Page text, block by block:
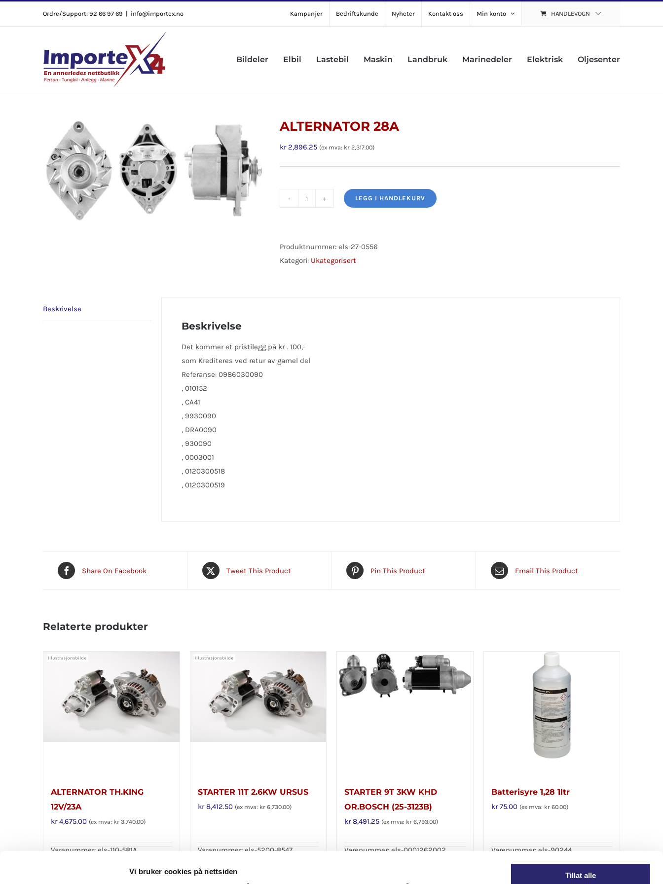
Vi bruker cookies på nettsiden
Tillat alle
Ordre/Support: 92 66 97 69 | info@importex.no Kampanjer Bedriftskunde Nyheter Kontakt oss Min konto HANDLEVOGN
Bildeler Elbil Lastebil Maskin Landbruk Marinedeler Elektrisk Oljesenter
ALTERNATOR 28A
kr2,896.25 (ex mva: kr 2,317.00)
ALTERNATOR
LEGG I HANDLEKURV
Produktnummer: els-27-0556
Kategori: Ukategorisert
Beskrivelse
Beskrivelse
Det kommer et pristilegg på kr . 100,-
som Krediteres ved retur av gamel del
Referanse: 0986030090
, 010152
, CA41
, 9930090
, DRA0090
, 930090
, 0003001
, 0120300518
, 0120300519
Share On Facebook Tweet This Product Pin This Product Email This Product
Relaterte produkter
ALTERNATOR TH.KING
12V/23A
kr4,675.00 (ex mva: kr 3,740.00)
Varenummer: els-110-581A
Detaljer
STARTER 11T 2.6KW URSUS
kr8,412.50 (ex mva: kr6,730.00)
Varenummer: els-5200-8547
STARTER 9T 3KW KHD
OR.BOSCH (25-3123B)
kr8,491.25 (ex mva: kr 6,793.00)
Varenummer: els-0001262002
Batterisyre 1,28 1ltr
kr75.00 (ex mva: kr60.00)
Varenummer: els-90244